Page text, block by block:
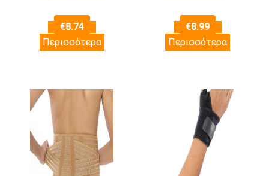
€8.74
Περισσότερα
€8.99
Περισσότερα